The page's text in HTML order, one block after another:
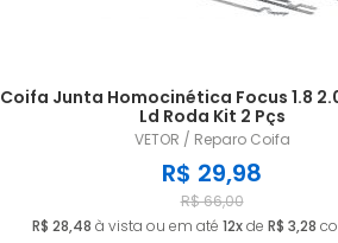
A - Z
Coifa Junta Homocinética Focus 1.8
Ld Roda Kit 2 Pçs
VETOR / Reparo Coifa
R$ 29,98
R$ 66,00
R$ 28,48 à vista ou em até 12xde R$ 3,28